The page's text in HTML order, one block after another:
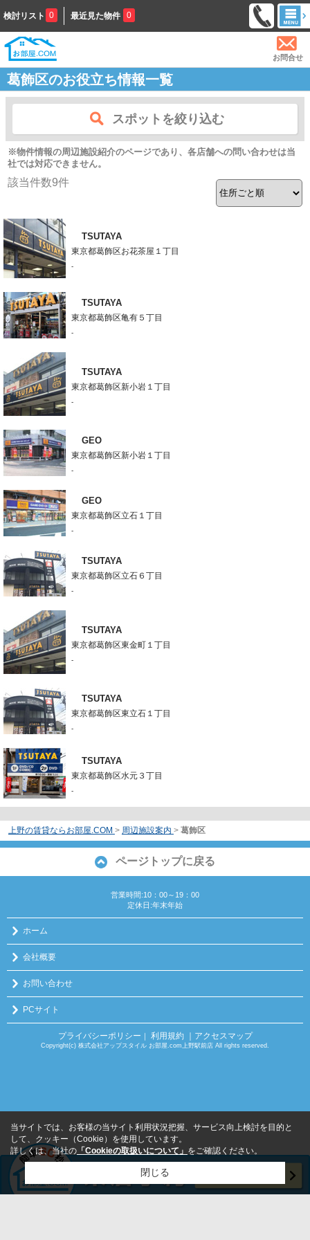
検討リスト 0 最近見た物件 0
お問合せ
葛飾区のお役立ち情報一覧
スポットを絞り込む
※物件情報の周辺施設紹介のページであり、各店舗への問い合わせは当
社では対応できません。
該当件数9件
TSUTAYA
東京都葛飾区お花茶屋１丁目
-
TSUTAYA
東京都葛飾区亀有５丁目
-
TSUTAYA
東京都葛飾区新小岩１丁目
-
GEO
東京都葛飾区新小岩１丁目
-
GEO
東京都葛飾区立石１丁目
-
TSUTAYA
東京都葛飾区立石６丁目
-
TSUTAYA
東京都葛飾区東金町１丁目
-
TSUTAYA
東京都葛飾区東立石１丁目
-
TSUTAYA
東京都葛飾区水元３丁目
-
上野の賃貸ならお部屋.COM > 周辺施設案内 > 葛飾区
ページトップに戻る
営業時間:10：00～19：00
定休日:年末年始
ホーム
会社概要
お問い合わせ
PCサイト
プライバシーポリシー ｜ 利用規約 ｜アクセスマップ
Copyright(c) 株式会社アップスタイル お部屋.com上野駅前店 All rights reserved.
当サイトでは、お客様の当サイト利用状況把握、サービス向上検討を目的と
して、クッキー（Cookie）を使用しています。
詳しくは、当社の 「Cookieの取扱いについて」 をご確認ください。
閉じる